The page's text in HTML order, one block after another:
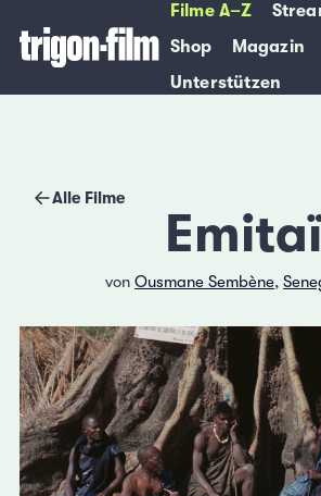
Filme A–Z
Shop
Magazin
Unterstützen
Alle Filme
Emitaï
von Ousmane Sembène,